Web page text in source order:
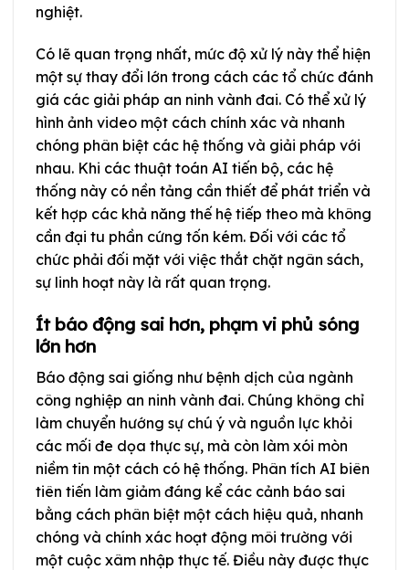
nghiệt.
Có lẽ quan trọng nhất, mức độ xử lý này thể hiện
một sự thay đổi lớn trong cách các tổ chức đánh
giá các giải pháp an ninh vành đai. Có thể xử lý
hình ảnh video một cách chính xác và nhanh
chóng phân biệt các hệ thống và giải pháp với
nhau. Khi các thuật toán AI tiến bộ, các hệ
thống này có nền tảng cần thiết để phát triển và
kết hợp các khả năng thế hệ tiếp theo mà không
cần đại tu phần cứng tốn kém. Đối với các tổ
chức phải đối mặt với việc thắt chặt ngân sách,
sự linh hoạt này là rất quan trọng.
Ít báo động sai hơn, phạm vi phủ sóng
lớn hơn
Báo động sai giống như bệnh dịch của ngành
công nghiệp an ninh vành đai. Chúng không chỉ
làm chuyển hướng sự chú ý và nguồn lực khỏi
các mối đe dọa thực sự, mà còn làm xói mòn
niềm tin một cách có hệ thống. Phân tích AI biên
tiên tiến làm giảm đáng kể các cảnh báo sai
bằng cách phân biệt một cách hiệu quả, nhanh
chóng và chính xác hoạt động môi trường với
một cuộc xâm nhập thực tế. Điều này được thực